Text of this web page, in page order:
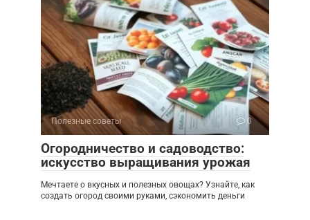
Полезные советы 0
Огородничество и садоводство:
искусство выращивания урожая
Мечтаете о вкусных и полезных овощах? Узнайте, как
создать огород своими руками, сэкономить деньги